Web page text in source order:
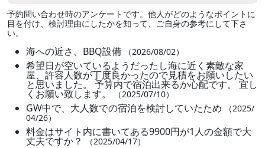
予約問い合わせ時のアンケートです。他人がどのようなポイントに
目を付け、検討理由にしたかを知って、ご自身の参考にして下さ
い。
海への近さ、BBQ設備 （2026/08/02）
希望日が空いているようだったし海に近く素敵な家
屋、許容人数が丁度良かったので見積をお願いしたい
と思いました。 予算内で宿泊出来るか心配です。 宜し
くお願い致します。 （2025/07/10）
GW中で、大人数での宿泊を検討していたため
（2025/
04/26）
料金はサイト内に書いてある9900円が1人の金額で大
丈夫ですか？ （2025/04/17）